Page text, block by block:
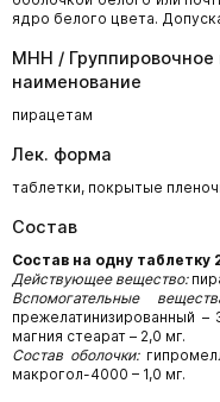
ядро белого цвета.
МНН /
наименование
пирацетам
Лек. форма
таблетки, покрытые
Состав
Состав на одну таблетку
Действующее вещество:
Вспомогательные
прежелатинизированный
магния стеарат – 2,0 мг.
Состав оболочки:
макрогол-4000 – 1,0 мг.